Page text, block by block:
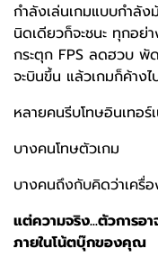
กำลังเล่นเกมแบบกำลั
นิดเดียวก็จะชนะ ทุกอย่
กระตุก FPS ลดฮวบ พั
จะบินขึ้น แล้วเกมก็ค้าง
หลายคนรีบโทษอินเทอร์
บางคนโทษตัวเกม
บางคนถึงกับคิดว่าเครื่
แต่ความจริง...ตัวการอ
ภายในโน้ตบุ๊กของคุณ